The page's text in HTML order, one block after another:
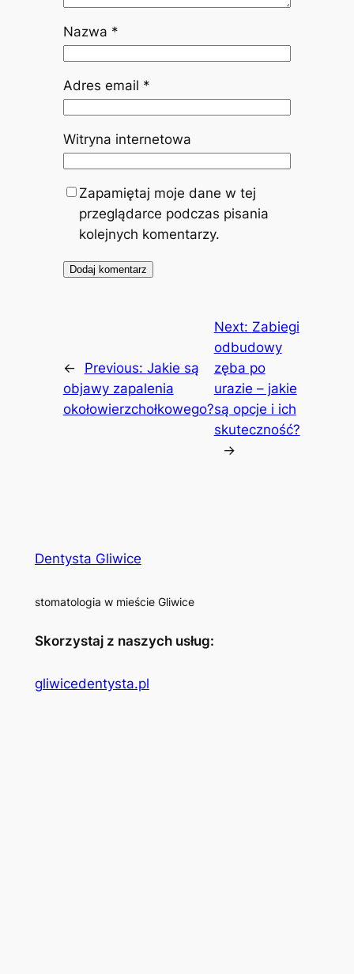
Nazwa *
Adres email *
Witryna internetowa
Zapamiętaj moje dane w tej
przeglądarce podczas pisania
kolejnych komentarzy.
← Previous: Jakie są
objawy zapalenia
okołowierzchołkowego?
Next: Zabiegi
odbudowy
zęba po
urazie – jakie
są opcje i ich
skuteczność?
→
Dentysta Gliwice
stomatologia w mieście Gliwice
Skorzystaj z naszych usług:
gliwicedentysta.pl